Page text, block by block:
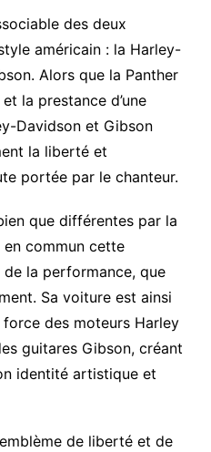
des deux
américain : la Harley-
Alors que la Panther
la prestance d’une
Davidson et Gibson
la liberté et
portée par le chanteur.
que différentes par la
en commun cette
la performance, que
Sa voiture est ainsi
force des moteurs Harley
guitares Gibson, créant
identité artistique et
de liberté et de